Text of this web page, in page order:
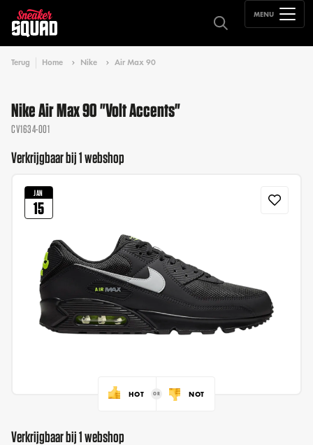
MENU
Terug Home Nike Air Max 90
Nike Air Max 90 "Volt Accents"
CV1634-001
Verkrijgbaar bij 1 webshop
JAN
15
HOT NOT
Verkrijgbaar bij 1 webshop